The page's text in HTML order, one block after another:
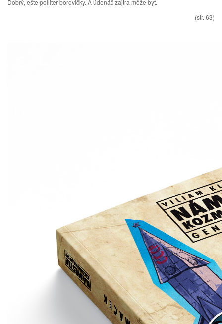
Dobrý, ešte polliter borovičky. A údenáč zajtra môže byť.
(str. 63)